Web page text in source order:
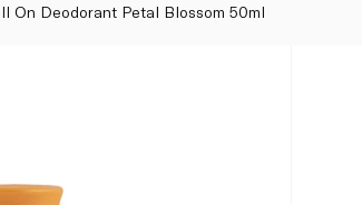
On Deodorant Petal Blossom 50ml